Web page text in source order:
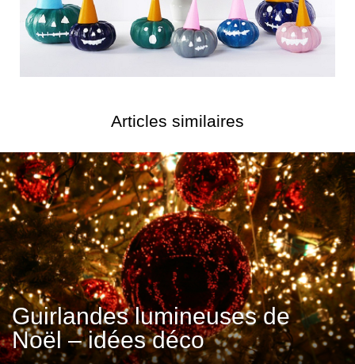
Articles similaires
Guirlandes lumineuses de
Noël – idées déco